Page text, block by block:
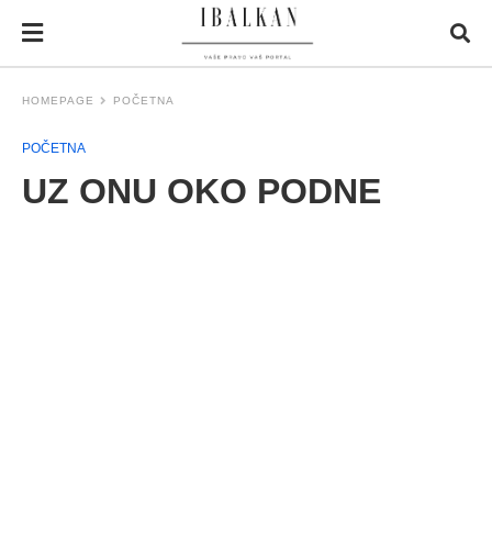
HOMEPAGE POČETNA
POČETNA
UZ ONU OKO PODNE